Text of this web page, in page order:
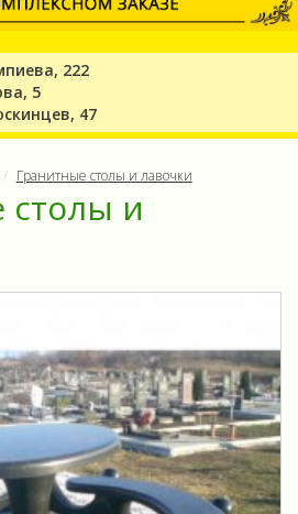
222
5
47
Гранитные столы и лавочки
столы и